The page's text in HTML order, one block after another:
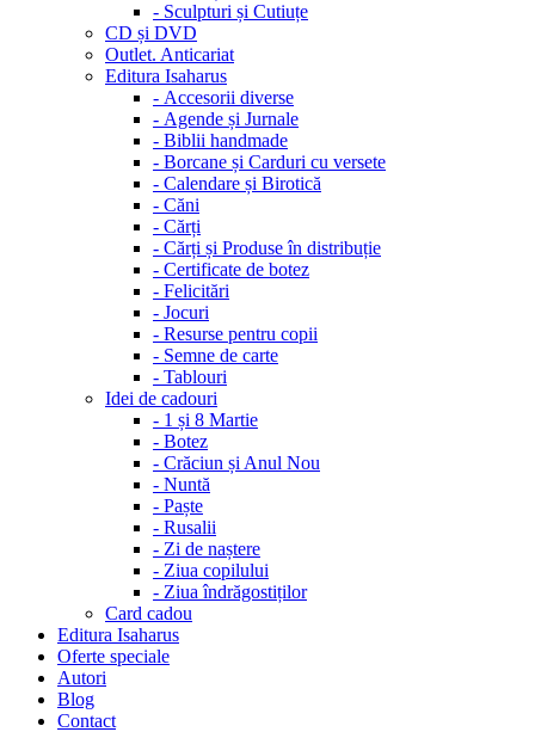
- Sculpturi și Cutiuțe
CD și DVD
Outlet. Anticariat
Editura Isaharus
- Accesorii diverse
- Agende și Jurnale
- Biblii handmade
- Borcane și Carduri cu versete
- Calendare și Birotică
- Căni
- Cărți
- Cărți și Produse în distribuție
- Certificate de botez
- Felicitări
- Jocuri
- Resurse pentru copii
- Semne de carte
- Tablouri
Idei de cadouri
- 1 și 8 Martie
- Botez
- Crăciun și Anul Nou
- Nuntă
- Paște
- Rusalii
- Zi de naștere
- Ziua copilului
- Ziua îndrăgostiților
Card cadou
Editura Isaharus
Oferte speciale
Autori
Blog
Contact